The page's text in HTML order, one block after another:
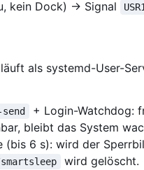
kein Dock) → Signal
USR1
als systemd-User-
+ Login-Watchdog:
bleibt das System
(bis 6 s): wird der
wird gelöscht.